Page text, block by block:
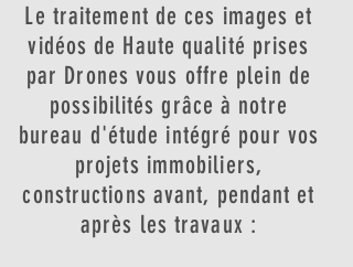
Le traitement de ces images et
vidéos de Haute qualité prises
par Drones vous offre plein de
possibilités grâce à notre
bureau d'étude intégré pour vos
projets immobiliers,
constructions avant, pendant et
après les travaux :